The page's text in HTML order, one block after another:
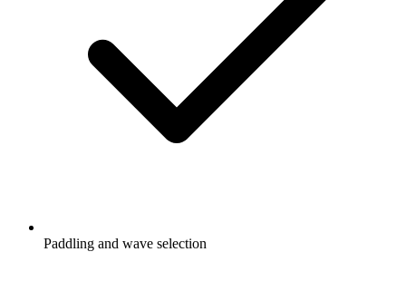
Paddling and wave selection